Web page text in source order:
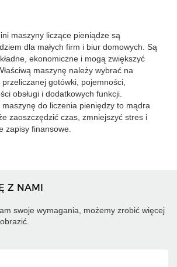
maszyny liczące pieniądze są
dla małych firm i biur domowych. Są
ekonomiczne i mogą zwiększyć
maszynę należy wybrać na
gotówki, pojemności,
obsługi i dodatkowych funkcji.
maszynę do liczenia pieniędzy to mądra
zaoszczędzić czas, zmniejszyć stres i
zapisy finansowe.
Z NAMI
swoje wymagania, możemy zrobić więcej